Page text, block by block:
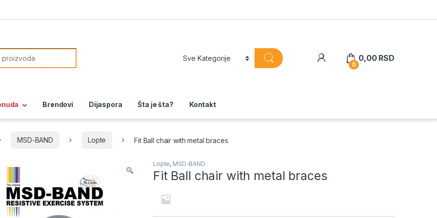
0
0,00 RSD
Brendovi Dijaspora Šta je šta? Kontakt
MSD-BAND Lopte Fit Ball chair with metal braces
Lopte, MSD-BAND
Fit Ball chair with metal braces